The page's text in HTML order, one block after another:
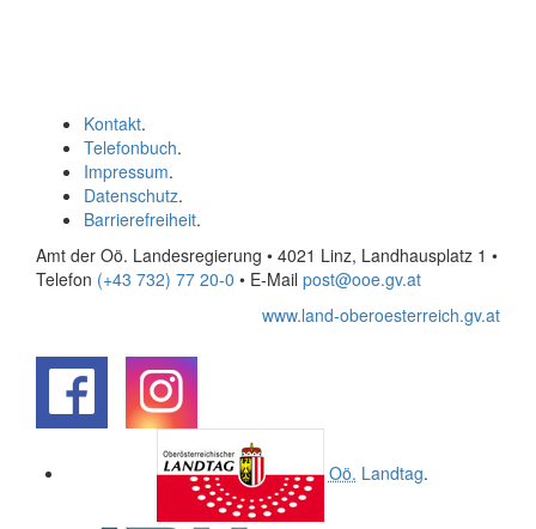
Kontakt.
Telefonbuch.
Impressum.
Datenschutz.
Barrierefreiheit.
Amt der Oö. Landesregierung • 4021 Linz, Landhausplatz 1 •
Telefon (+43 732) 77 20-0 • E-Mail post@ooe.gv.at
www.land-oberoesterreich.gv.at
Oö. Landtag.